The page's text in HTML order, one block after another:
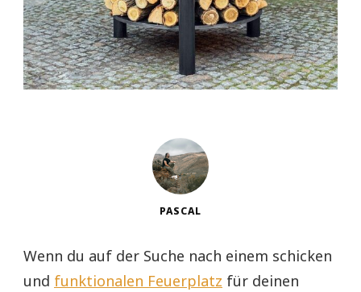
PASCAL
Wenn du auf der Suche nach einem schicken
und funktionalen Feuerplatz für deinen